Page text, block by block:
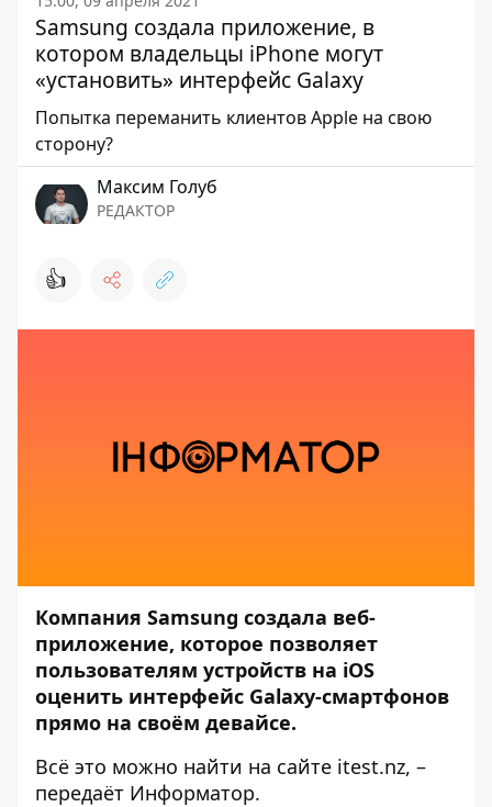
Samsung создала приложение, в
котором владельцы iPhone могут
«установить» интерфейс Galaxy
Попытка переманить клиентов Apple на свою
сторону?
Максим Голуб
РЕДАКТОР
👍
Компания Samsung создала веб-
приложение, которое позволяет
пользователям устройств на iOS
оценить интерфейс Galaxy-смартфонов
прямо на своём девайсе.
Всё это можно найти на сайте itest.nz, –
передаёт Информатор.